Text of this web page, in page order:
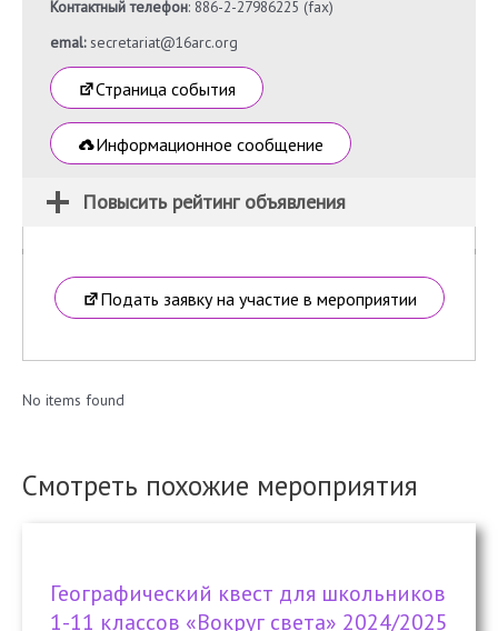
Контактный телефон: 886-2-27986225 (fax)
emal:secretariat@16arc.org
Страница события
Информационное сообщение
Повысить рейтинг объявления
Подать заявку на участие в мероприятии
No items found
Смотреть похожие мероприятия
Географический квест для школьников
1-11 классов «Вокруг света» 2024/2025